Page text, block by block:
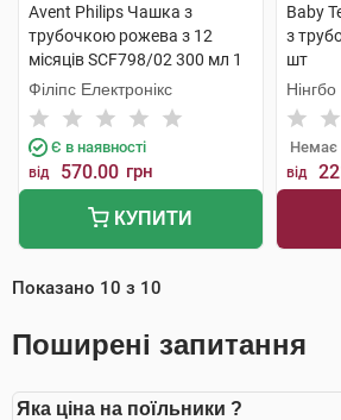
Avent Philips Чашка з
трубочкою рожева з 12
місяців SCF798/02 300 мл 1
шт
Філіпс Електронікс
Є в наявності
від 570.00 грн
КУПИТИ
Baby
з
шт
Немає
від
Показано 10 з 10
Поширені запитання
Яка ціна на поїльники ?